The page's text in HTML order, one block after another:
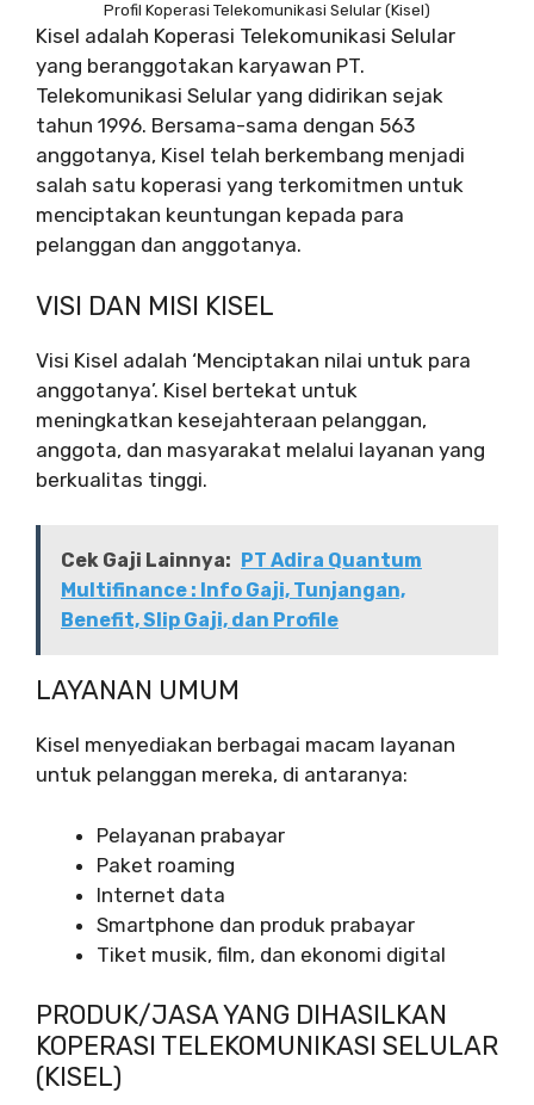
Profil Koperasi Telekomunikasi Selular (Kisel)
Kisel adalah Koperasi Telekomunikasi Selular
yang beranggotakan karyawan PT.
Telekomunikasi Selular yang didirikan sejak
tahun 1996. Bersama-sama dengan 563
anggotanya, Kisel telah berkembang menjadi
salah satu koperasi yang terkomitmen untuk
menciptakan keuntungan kepada para
pelanggan dan anggotanya.
VISI DAN MISI KISEL
Visi Kisel adalah ‘Menciptakan nilai untuk para
anggotanya’. Kisel bertekat untuk
meningkatkan kesejahteraan pelanggan,
anggota, dan masyarakat melalui layanan yang
berkualitas tinggi.
Cek Gaji Lainnya:
PT Adira Quantum
Multifinance : Info Gaji, Tunjangan,
Benefit, Slip Gaji, dan Profile
LAYANAN UMUM
Kisel menyediakan berbagai macam layanan
untuk pelanggan mereka, di antaranya:
Pelayanan prabayar
Paket roaming
Internet data
Smartphone dan produk prabayar
Tiket musik, film, dan ekonomi digital
PRODUK/JASA YANG DIHASILKAN
KOPERASI TELEKOMUNIKASI SELULAR
(KISEL)